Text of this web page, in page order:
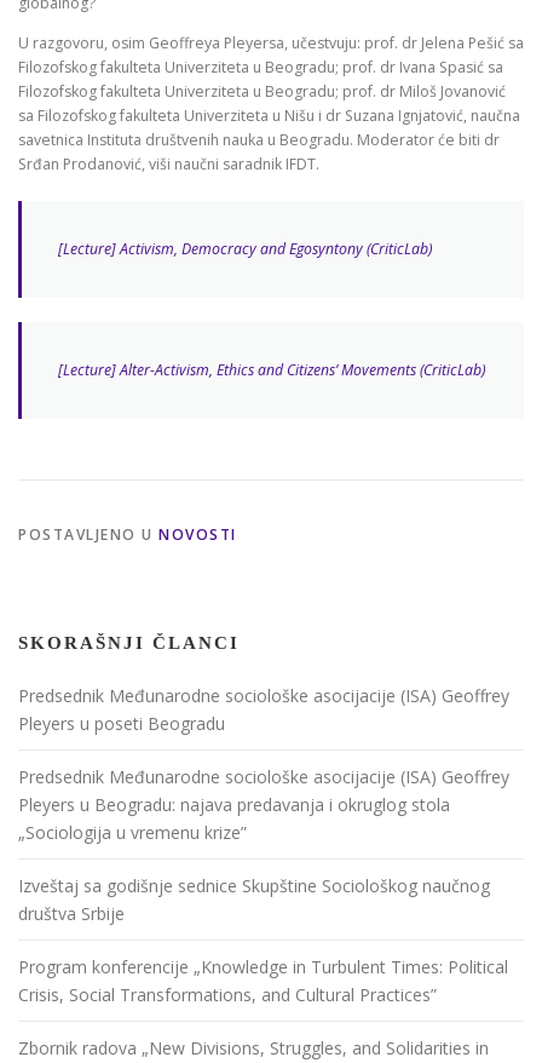
U razgovoru, osim Geoffreya Pleyersa, učestvuju: prof. dr Jelena Pešić sa
Filozofskog fakulteta Univerziteta u Beogradu; prof. dr Ivana Spasić sa
Filozofskog fakulteta Univerziteta u Beogradu; prof. dr Miloš Jovanović
sa Filozofskog fakulteta Univerziteta u Nišu i dr Suzana Ignjatović, naučna
savetnica Instituta društvenih nauka u Beogradu. Moderator će biti dr
Srđan Prodanović, viši naučni saradnik IFDT.
[Lecture] Activism, Democracy and Egosyntony (CriticLab)
[Lecture] Alter-Activism, Ethics and Citizens’ Movements (CriticLab)
POSTAVLJENO U NOVOSTI
SKORAŠNJI ČLANCI
Predsednik Međunarodne sociološke asocijacije (ISA) Geoffrey
Pleyers u poseti Beogradu
Predsednik Međunarodne sociološke asocijacije (ISA) Geoffrey
Pleyers u Beogradu: najava predavanja i okruglog stola
„Sociologija u vremenu krize”
Izveštaj sa godišnje sednice Skupštine Sociološkog naučnog
društva Srbije
Program konferencije „Knowledge in Turbulent Times: Political
Crisis, Social Transformations, and Cultural Practices”
Zbornik radova „New Divisions, Struggles, and Solidarities in